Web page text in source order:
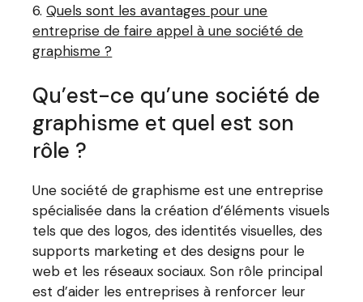
Quels sont les avantages pour une
entreprise de faire appel à une société de
graphisme ?
Qu’est-ce qu’une société de
graphisme et quel est son
rôle ?
Une société de graphisme est une entreprise
spécialisée dans la création d’éléments visuels
tels que des logos, des identités visuelles, des
supports marketing et des designs pour le
web et les réseaux sociaux. Son rôle principal
est d’aider les entreprises à renforcer leur